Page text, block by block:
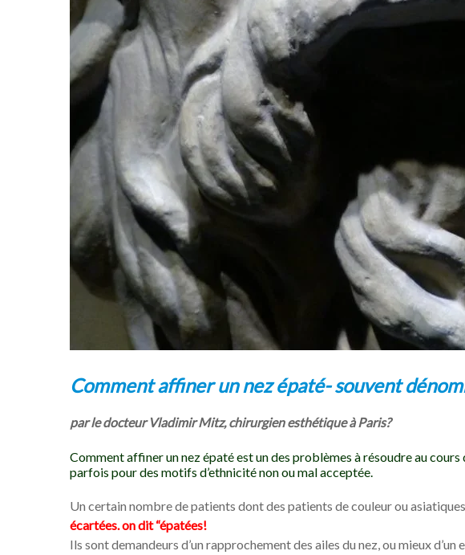
Comment affiner un nez épaté- souvent
par le docteur Vladimir Mitz, chirurgien esthétique à Paris?
Comment affiner un nez épaté est un des problèmes à résoudre au
parfois pour des motifs d’ethnicité non ou mal acceptée.
Un certain nombre de patients dont des patients de couleur ou
écartées. on dit “épatées!
Ils sont demandeurs d’un rapprochement des ailes du nez, ou mieux